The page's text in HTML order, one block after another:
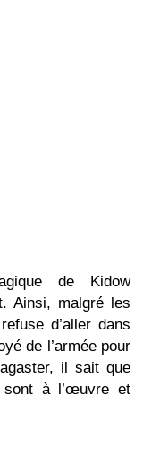
de Kidow
Ainsi, malgré les
d’aller dans
de l’armée pour
il sait que
sont à l’œuvre et